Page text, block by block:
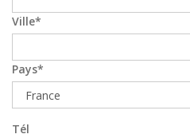
Ville
Pays
Tél